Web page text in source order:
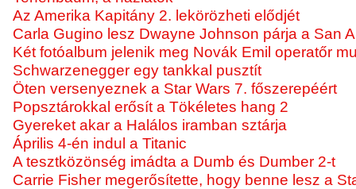
Az Amerika Kapitány 2. lekörözheti elődjét
Carla Gugino lesz Dwayne Johnson párja a San
Két fotóalbum jelenik meg Novák Emil operatőr
Schwarzenegger egy tankkal pusztít
Öten versenyeznek a Star Wars 7. főszerepéért
Popsztárokkal erősít a Tökéletes hang 2
Gyereket akar a Halálos iramban sztárja
Április 4-én indul a Titanic
A tesztközönség imádta a Dumb és Dumber 2-t
Carrie Fisher megerősítette, hogy benne lesz a